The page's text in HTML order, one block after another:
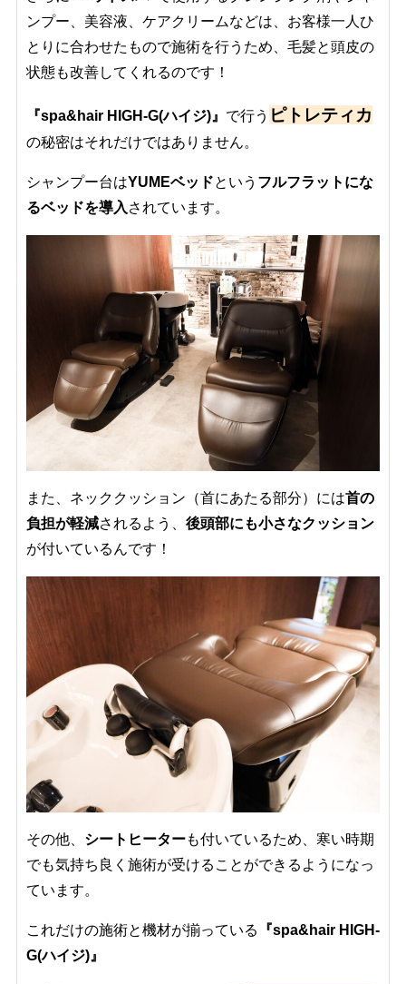
ンプー、美容液、ケアクリームなどは、お客様一人ひ
とりに合わせたもので施術を行うため、毛髪と頭皮の
状態も改善してくれるのです！
『spa&hair HIGH-G(ハイジ)』 で行う ピトレティカ
の秘密はそれだけではありません。
シャンプー台はYUMEベッドという フルフラットにな
るベッドを導入 されています。
また、ネッククッション（首にあたる部分）には首の
負担が軽減されるよう、 後頭部にも小さなクッション
が付いているんです！
その他、 シートヒーターも付いているため、寒い時期
でも気持ち良く施術が受けることができるようになっ
ています。
これだけの施術と機材が揃っている
『spa&hair HIGH-
G(ハイジ)』